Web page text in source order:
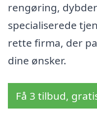
rengøring,
specialiserede
rette firma, der
dine ønsker.
Få 3 tilbud,